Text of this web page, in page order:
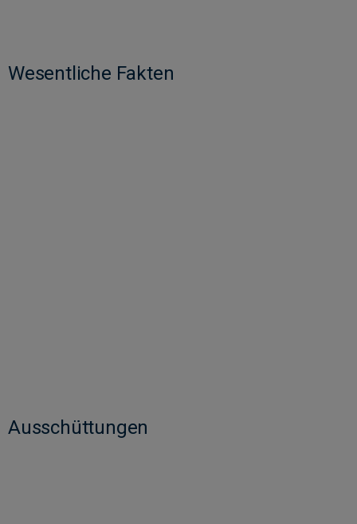
Wesentliche Fakten
Ausschüttungen